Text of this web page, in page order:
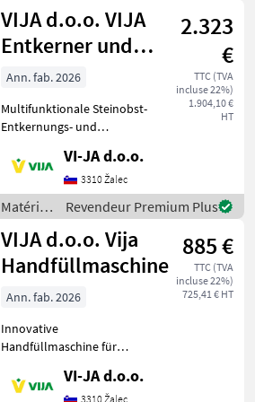
Unt
directe /
VIJA
d.o.o.
VIJA d.o.o. VIJA
Entkerner und
Passiergeraet
RV20
2.323
€
TTC (TVA
incluse 22%)
1.904,10 €
HT
Ann. fab. 2026
Multifunktionale Steinobst-
Entkernungs- und
vielseitige Maschine ist ideal
Lebensmittelverarbeitung
von Steinobst wie
Pflaumen, Kirsc
VI-JA d.o.o.
3310 Žalec
Matériels
de vente
directe /
VIJA
d.o.o.
Revendeur Premium Plus
VIJA d.o.o. Vija
Handfüllmaschine
885 €
TTC (TVA
incluse 22%)
725,41 € HT
Ann. fab. 2026
Innovative
Handfüllmaschine für
Ideal für Metzgereien,
VI-JA d.o.o.
3310 Žalec